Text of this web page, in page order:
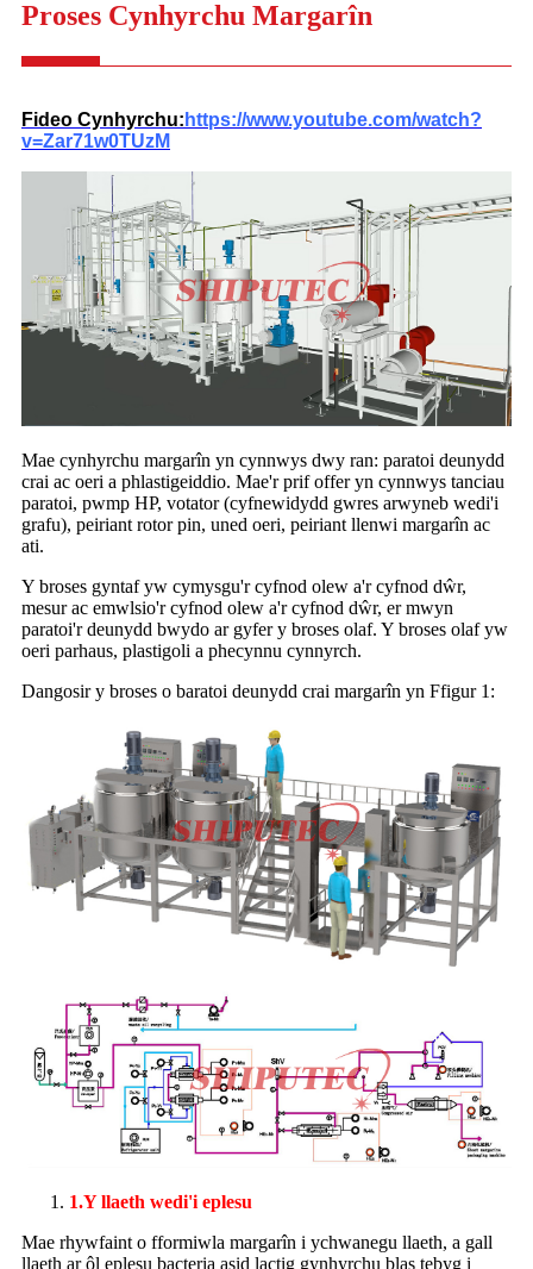
Proses Cynhyrchu Margarîn
Fideo Cynhyrchu: https://www.youtube.com/watch?
v=Zar71w0TUzM
Mae cynhyrchu margarîn yn cynnwys dwy ran: paratoi deunydd
crai ac oeri a phlastigeiddio. Mae'r prif offer yn cynnwys tanciau
paratoi, pwmp HP, votator (cyfnewidydd gwres arwyneb wedi'i
grafu), peiriant rotor pin, uned oeri, peiriant llenwi margarîn ac
ati.
Y broses gyntaf yw cymysgu'r cyfnod olew a'r cyfnod dŵr,
mesur ac emwlsio'r cyfnod olew a'r cyfnod dŵr, er mwyn
paratoi'r deunydd bwydo ar gyfer y broses olaf. Y broses olaf yw
oeri parhaus, plastigoli a phecynnu cynnyrch.
Dangosir y broses o baratoi deunydd crai margarîn yn Ffigur 1:
1.Y llaeth wedi'i eplesu
Mae rhywfaint o fformiwla margarîn i ychwanegu llaeth, a gall
llaeth ar ôl eplesu bacteria asid lactig gynhyrchu blas tebyg i